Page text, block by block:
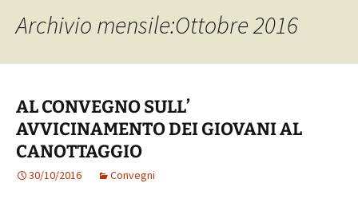
Archivio mensile:Ottobre 2016
AL CONVEGNO SULL’
AVVICINAMENTO DEI GIOVANI AL
CANOTTAGGIO
30/10/2016 Convegni